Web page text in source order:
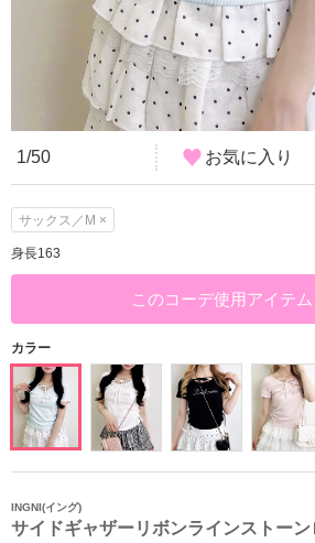
1/50 お気に入り
サックス／M ×
身長163
このコーデ使用アイテ
カラー
INGNI(イング)
サイドギャザーリボンラインストー